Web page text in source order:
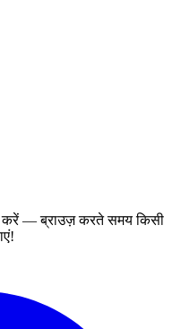
करें — ब्राउज़ करते समय किसी